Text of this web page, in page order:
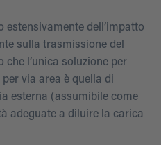
estensivamente dell’impatto
sulla trasmissione del
l’unica soluzione per
via area è quella di
esterna (assumibile come
adeguate a diluire la carica